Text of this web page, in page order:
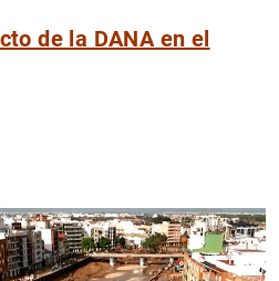
de la DANA en el